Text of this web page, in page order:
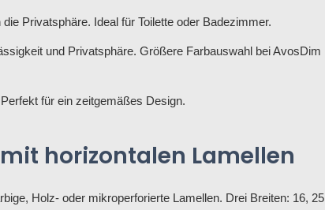
Privatsphäre. Ideal für Toilette oder Badezimmer.
und Privatsphäre. Größere Farbauswahl bei AvosDim
für ein zeitgemäßes Design.
horizontalen Lamellen
Holz- oder mikroperforierte Lamellen. Drei Breiten: 16, 25